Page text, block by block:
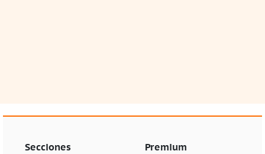
Secciones Premium